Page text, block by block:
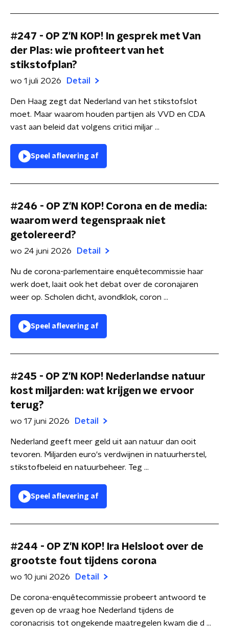
#247 - OP Z'N KOP! In gesprek met Van
der Plas: wie profiteert van het
stikstofplan?
wo 1 juli 2026 Detail
Den Haag zegt dat Nederland van het stikstofslot
moet. Maar waarom houden partijen als VVD en CDA
vast aan beleid dat volgens critici miljar ...
Speel aflevering af
#246 - OP Z'N KOP! Corona en de media:
waarom werd tegenspraak niet
getolereerd?
wo 24 juni 2026 Detail
Nu de corona-parlementaire enquêtecommissie haar
werk doet, laait ook het debat over de coronajaren
weer op. Scholen dicht, avondklok, coron ...
Speel aflevering af
#245 - OP Z'N KOP! Nederlandse natuur
kost miljarden: wat krijgen we ervoor
terug?
wo 17 juni 2026 Detail
Nederland geeft meer geld uit aan natuur dan ooit
tevoren. Miljarden euro's verdwijnen in natuurherstel,
stikstofbeleid en natuurbeheer. Teg ...
Speel aflevering af
#244 - OP Z'N KOP! Ira Helsloot over de
grootste fout tijdens corona
wo 10 juni 2026 Detail
De corona-enquêtecommissie probeert antwoord te
geven op de vraag hoe Nederland tijdens de
coronacrisis tot ongekende maatregelen kwam die d ...